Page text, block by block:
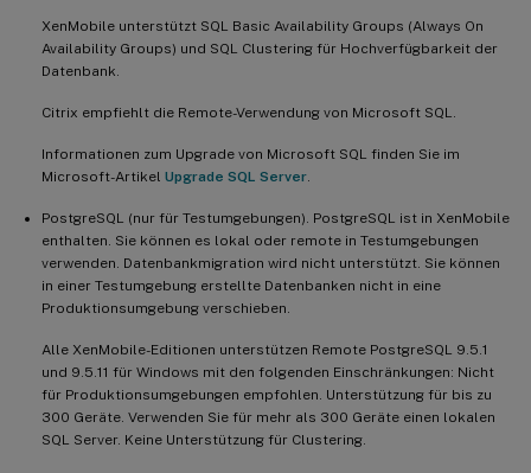
XenMobile unterstützt SQL Basic Availability Groups (Always On
Availability Groups) und SQL Clustering für Hochverfügbarkeit der
Datenbank.
Citrix empfiehlt die Remote-Verwendung von Microsoft SQL.
Informationen zum Upgrade von Microsoft SQL finden Sie im
Microsoft-Artikel Upgrade SQL Server
PostgreSQL (nur für Testumgebungen). PostgreSQL ist in XenMobile
enthalten. Sie können es lokal oder remote in Testumgebungen
verwenden. Datenbankmigration wird nicht unterstützt. Sie können
in einer Testumgebung erstellte Datenbanken nicht in eine
Produktionsumgebung verschieben.
Alle XenMobile-Editionen unterstützen Remote PostgreSQL 9.5.1
und 9.5.11 für Windows mit den folgenden Einschränkungen: Nicht
für Produktionsumgebungen empfohlen. Unterstützung für bis zu
300 Geräte. Verwenden Sie für mehr als 300 Geräte einen lokalen
SQL Server. Keine Unterstützung für Clustering.